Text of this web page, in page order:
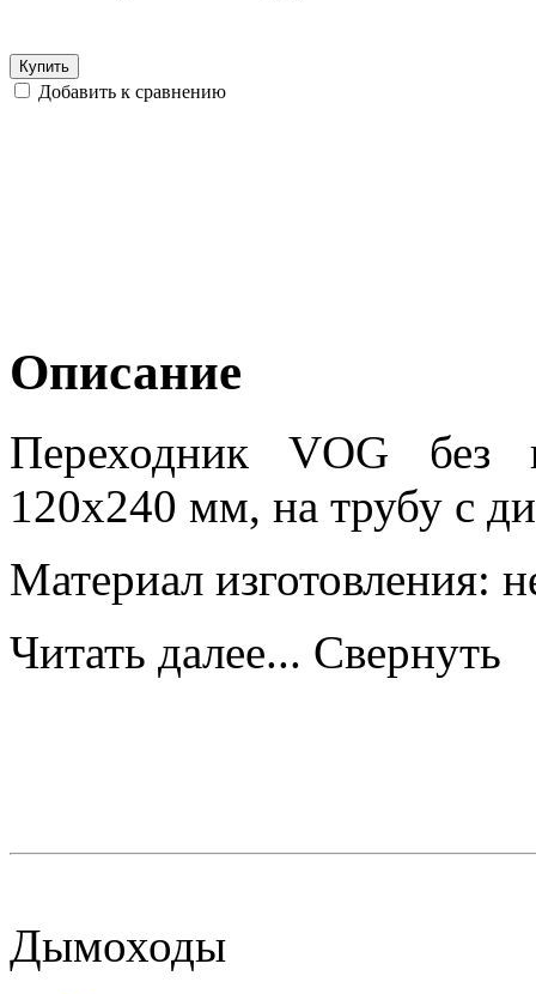
Купить
Добавить к сравнению
Описание
Переходник VOG без
120х240 мм, на трубу с
Материал изготовления:
Читать далее... Свернуть
Дымоходы